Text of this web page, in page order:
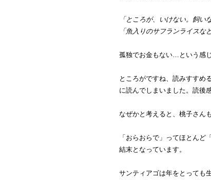
「ところが、いけない。飼い
「魚入りのサフランライスな
孤独でお金もない…という感じ
ところがですね、読みすすめ
に読んでしまいました。読後
なぜかと考えると、桃子さん
「おらおらで」ってほとん
結末となっています。
サンティアゴは年をとっても